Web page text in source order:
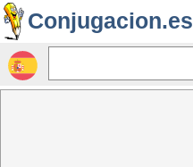
Conjugacion.es